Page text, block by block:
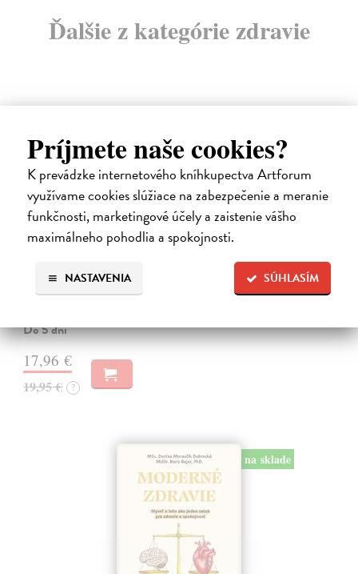
Príjmete naše cookies?
K prevádzke internetového kníhkupectva Artforum
využívame cookies slúžiace na zabezpečenie a meranie
funkčnosti, marketingové účely a zaistenie vášho
maximálneho pohodlia a spokojnosti.
SÚHLASÍM
NASTAVENIA
Ďalšie z kategórie zdravie
novinka
Kód zad
Novotný Michal| Kniha
Do 5 dní
17,96 €
19,95 € ?
na sklade